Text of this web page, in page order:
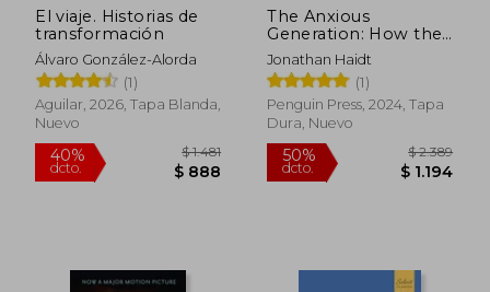
El viaje. Historias de
transformación
Álvaro González-Alorda
(1)
Aguilar, 2026, Tapa Blanda,
Nuevo
The Anxious
Generation: How the
Great Rewiring of
Childhood is Causing
an Epidemic of
Mental Illness (en
Inglés)
Jonathan Haidt
(1)
Penguin Press, 2024, Tapa
Dura, Nuevo